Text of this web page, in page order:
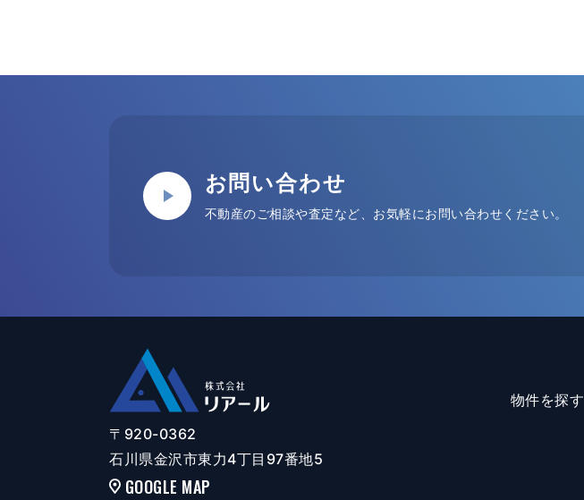
お問い合わせ
不動産のご相談や査定など、お気軽にお問い合わせください。
物件を探す
〒920-0362
石川県金沢市東力4丁目97番地5
GOOGLE MAP